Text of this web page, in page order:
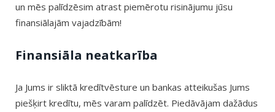
un mēs palīdzēsim atrast piemērotu risinājumu jūsu
finansiālajām vajadzībām!
Finansiāla neatkarība
Ja Jums ir sliktā kredītvēsture un bankas atteikušas Jums
piešķirt kredītu, mēs varam palīdzēt. Piedāvājam dažādus